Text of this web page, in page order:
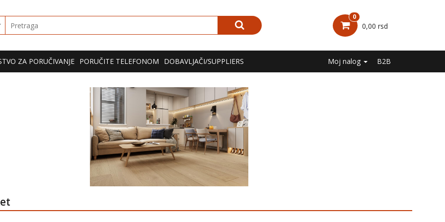
0
0,00 rsd
ZA PORUČIVANJE PORUČITE TELEFONOM DOBAVLJAČI/SUPPLIERS Moj nalog B2B